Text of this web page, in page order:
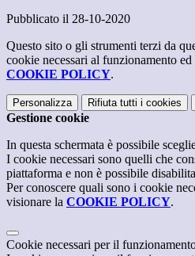
Pubblicato il 28-10-2020
Questo sito o gli strumenti terzi da
cookie necessari al funzionamento
COOKIE POLICY.
Personalizza Rifiuta tutti i cookies
Gestione cookie
In questa schermata è possibile
I cookie necessari sono quelli che
piattaforma e non è possibile
Per conoscere quali sono i cookie
visionare la COOKIE POLICY.
Cookie necessari per il